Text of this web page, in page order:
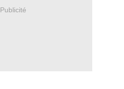
Publicité